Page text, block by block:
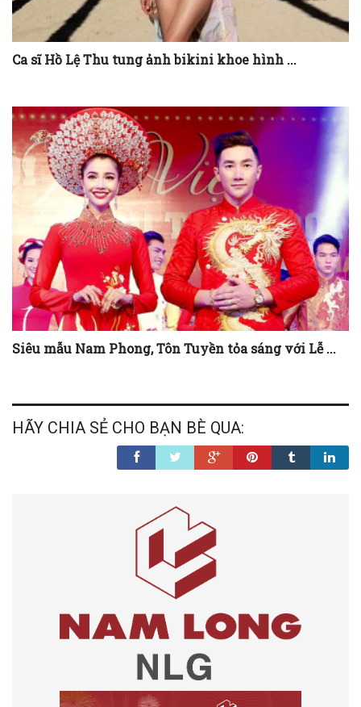
Ca sĩ Hồ Lệ Thu tung ảnh bikini khoe hình ...
Siêu mẫu Nam Phong, Tôn Tuyền tỏa sáng với Lễ ...
HÃY CHIA SẺ CHO BẠN BÈ QUA: